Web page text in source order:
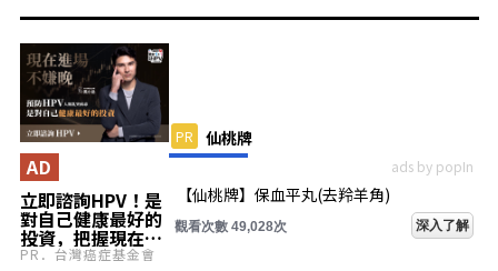
立即諮詢HPV！是
對自己健康最好的
投資，把握現在不
嫌晚！
AD
PR．台灣癌症基金會
PR 仙桃牌
ads by popIn
【仙桃牌】保血平丸(去羚羊角)
觀看次數 49,028次 深入了解